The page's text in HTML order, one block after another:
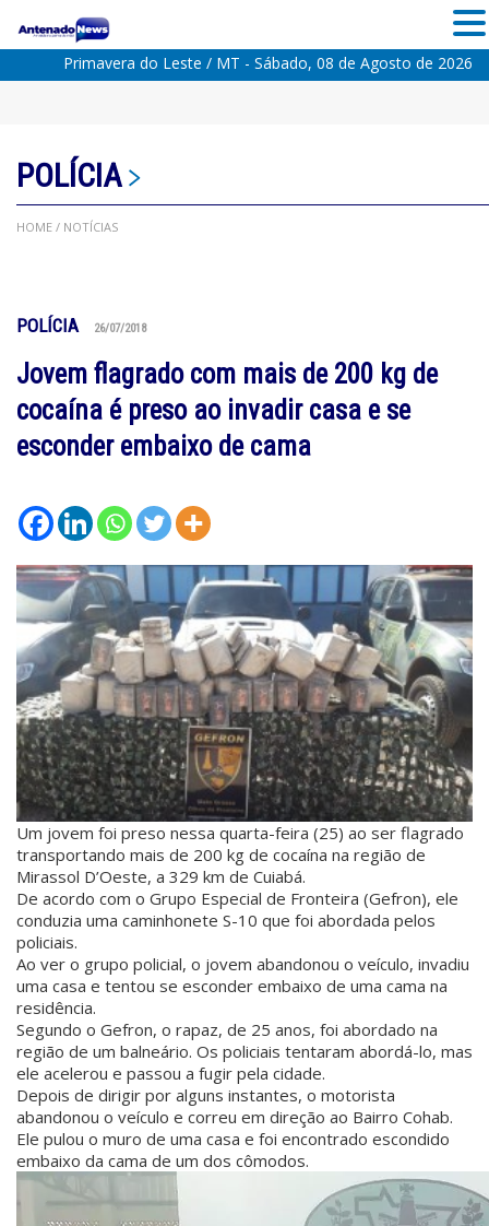
Primavera do Leste / MT - Sábado, 08 de Agosto de 2026
POLÍCIA
HOME / NOTÍCIAS
POLÍCIA 26/07/2018
Jovem flagrado com mais de 200 kg de
cocaína é preso ao invadir casa e se
esconder embaixo de cama
Um jovem foi preso nessa quarta-feira (25) ao ser flagrado
transportando mais de 200 kg de cocaína na região de
Mirassol D’Oeste, a 329 km de Cuiabá.
De acordo com o Grupo Especial de Fronteira (Gefron), ele
conduzia uma caminhonete S-10 que foi abordada pelos
policiais.
Ao ver o grupo policial, o jovem abandonou o veículo, invadiu
uma casa e tentou se esconder embaixo de uma cama na
residência.
Segundo o Gefron, o rapaz, de 25 anos, foi abordado na
região de um balneário. Os policiais tentaram abordá-lo, mas
ele acelerou e passou a fugir pela cidade.
Depois de dirigir por alguns instantes, o motorista
abandonou o veículo e correu em direção ao Bairro Cohab.
Ele pulou o muro de uma casa e foi encontrado escondido
embaixo da cama de um dos cômodos.